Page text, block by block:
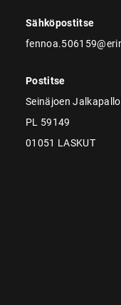
Sähköpostitse
Postitse
Seinäjoen
PL 59149
01051 LASKUT